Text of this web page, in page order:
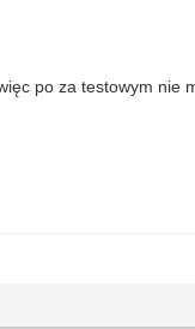
po za testowym nie